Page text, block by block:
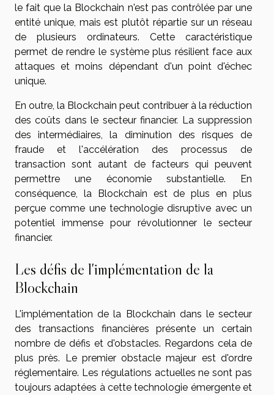
le fait que la Blockchain n'est pas contrôlée par une
entité unique, mais est plutôt répartie sur un réseau
de plusieurs ordinateurs. Cette caractéristique
permet de rendre le système plus résilient face aux
attaques et moins dépendant d'un point d'échec
unique.
En outre, la Blockchain peut contribuer à la réduction
des coûts dans le secteur financier. La suppression
des intermédiaires, la diminution des risques de
fraude et l'accélération des processus de
transaction sont autant de facteurs qui peuvent
permettre une économie substantielle. En
conséquence, la Blockchain est de plus en plus
perçue comme une technologie disruptive avec un
potentiel immense pour révolutionner le secteur
financier.
Les défis de l'implémentation de la
Blockchain
L'implémentation de la Blockchain dans le secteur
des transactions financières présente un certain
nombre de défis et d'obstacles. Regardons cela de
plus près. Le premier obstacle majeur est d'ordre
réglementaire. Les régulations actuelles ne sont pas
toujours adaptées à cette technologie émergente et